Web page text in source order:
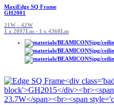
MaxiEdge SQ Frame
GH2001
21W - 42W
1 x 2097Lm - 1 x 4360Lm